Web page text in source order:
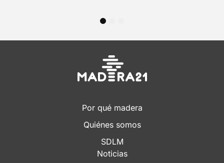
Por qué madera
Quiénes somos
SDLM
Noticias